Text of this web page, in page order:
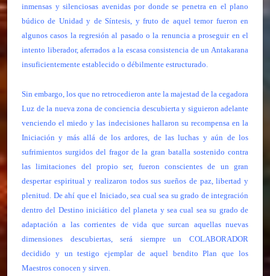
inmensas y silenciosas avenidas por donde se penetra en el plano
búdico de Unidad y de Síntesis, y fruto de aquel temor fueron en
algunos casos la regresión al pasado o la renuncia a proseguir en el
intento liberador, aferrados a la escasa consistencia de un Antakarana
insuficientemente establecido o débilmente estructurado.
Sin embargo, los que no retrocedieron ante la majestad de la cegadora
Luz de la nueva zona de conciencia descubierta y siguieron adelante
venciendo el miedo y las indecisiones hallaron su recompensa en la
Iniciación y más allá de los ardores, de las luchas y aún de los
sufrimientos surgidos del fragor de la gran batalla sostenido contra
las limitaciones del propio ser, fueron conscientes de un gran
despertar espiritual y realizaron todos sus sueños de paz, libertad y
plenitud. De ahí que el Iniciado, sea cual sea su grado de integración
dentro del Destino iniciático del planeta y sea cual sea su grado de
adaptación a las corrientes de vida que surcan aquellas nuevas
dimensiones descubiertas, será siempre un COLABORADOR
decidido y un testigo ejemplar de aquel bendito Plan que los
Maestros conocen y sirven.